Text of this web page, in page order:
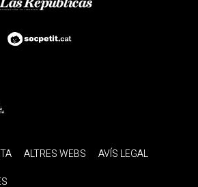
ALTRES WEBS
AVÍS LEGAL